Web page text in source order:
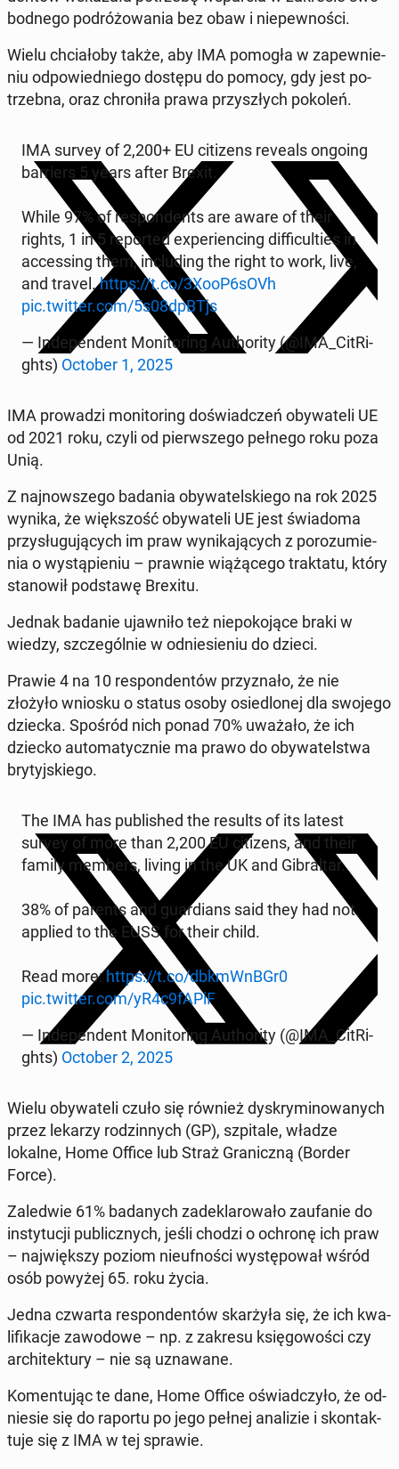
bod­ne­go po­dró­żo­wa­nia bez obaw i nie­pew­no­ści.
Wielu chcia­ło­by także, aby IMA pomogła w za­pew­nie­
niu od­po­wied­nie­go dostępu do pomocy, gdy jest po­
trzeb­na, oraz chro­ni­ła prawa przy­szłych pokoleń.
IMA survey of 2,200+ EU ci­ti­zens reveals ongoing
bar­riers 5 years after Brexit.
While 97% of re­spon­dents are aware of their
rights, 1 in 5 re­por­ted expe­rien­cing dif­fi­cul­ties in
ac­ces­sing them, in­c­lu­ding the right to work, live,
and travel.https://t.co/3XooP6sOVh
pic.twitter.com/5s08dpBTjs
— In­de­pen­dent Mo­ni­to­ring Au­tho­ri­ty (@IMA_Ci­tRi­
ghts) October 1, 2025
IMA pro­wa­dzi mo­ni­to­ring do­świad­czeń oby­wa­te­li UE
od 2021 roku, czyli od pierw­sze­go pełnego roku poza
Unią.
Z naj­now­sze­go badania oby­wa­tel­skie­go na rok 2025
wynika, że więk­szość oby­wa­te­li UE jest świa­do­ma
przy­słu­gu­ją­cych im praw wy­ni­ka­ją­cych z po­ro­zu­mie­
nia o wy­stą­pie­niu – prawnie wią­żą­ce­go trak­ta­tu, który
sta­no­wił pod­sta­wę Brexitu.
Jednak badanie ujaw­ni­ło też nie­po­ko­ją­ce braki w
wiedzy, szcze­gól­nie w od­nie­sie­niu do dzieci.
Prawie 4 na 10 re­spon­den­tów przy­zna­ło, że nie
złożyło wniosku o status osoby osie­dlo­nej dla swojego
dziecka. Spośród nich ponad 70% uważało, że ich
dziecko au­to­ma­tycz­nie ma prawo do oby­wa­tel­stwa
bry­tyj­skie­go.
The IMA has pu­bli­shed the results of its latest
survey of more than 2,200 EU ci­ti­zens, and their
family members, living in the UK and Gi­bral­tar.
38% of parents and gu­ar­dians said they had not
applied to the EUSS for their child.
Read more:https://t.co/dbkmWnBGr0
pic.twitter.com/yR4c9fAPiF
— In­de­pen­dent Mo­ni­to­ring Au­tho­ri­ty (@IMA_Ci­tRi­
ghts) October 2, 2025
Wielu oby­wa­te­li czuło się również dys­kry­mi­no­wa­nych
przez lekarzy ro­dzin­nych (GP), szpi­ta­le, władze
lokalne, Home Office lub Straż Gra­nicz­ną (Border
Force).
Za­le­d­wie 61% ba­da­nych za­de­kla­ro­wa­ło za­ufa­nie do
in­sty­tu­cji pu­blicz­nych, jeśli chodzi o ochronę ich praw
– naj­więk­szy poziom nie­uf­no­ści wy­stę­po­wał wśród
osób powyżej 65. roku życia.
Jedna czwarta re­spon­den­tów skar­ży­ła się, że ich kwa­
li­fi­ka­cje za­wo­do­we – np. z zakresu księ­go­wo­ści czy
ar­chi­tek­tu­ry – nie są uzna­wa­ne.
Ko­men­tu­jąc te dane, Home Office oświad­czy­ło, że od­
nie­sie się do raportu po jego pełnej ana­li­zie i skon­tak­
tu­je się z IMA w tej sprawie.